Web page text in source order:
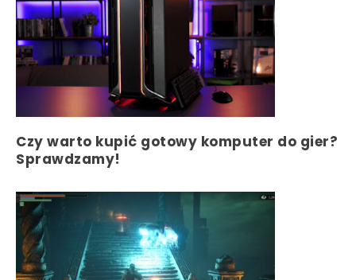
Czy warto kupić gotowy komputer do gier?
Sprawdzamy!